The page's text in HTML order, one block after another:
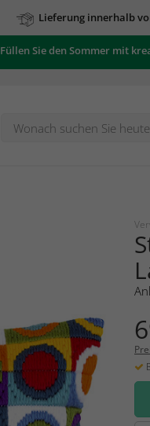
Lieferung innerhalb
Füllen Sie den Sommer mit